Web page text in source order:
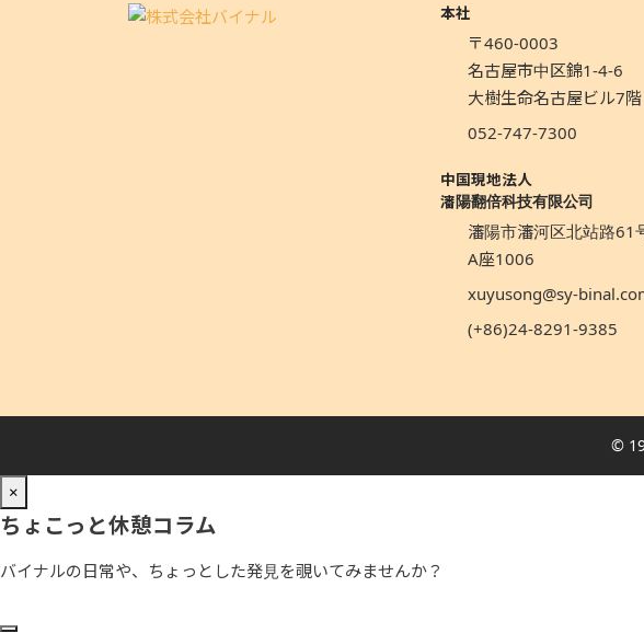
本社
〒460-0003
名古屋市中区錦1-4-6
大樹生命名古屋ビル7階
052-747-7300
中国現地法人
瀋陽翻倍科技有限公司
瀋陽市瀋河区北站路61
A座1006
xuyusong@sy-
(+86)24-8291-9385
©
×
ちょこっと休憩コラム
バイナルの日常や、ちょっとした発見を覗いてみませんか？